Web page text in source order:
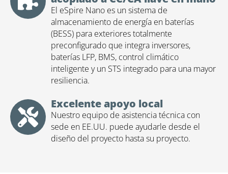
El eSpire Nano es un sistema de
almacenamiento de energía en baterías
(BESS) para exteriores totalmente
preconfigurado que integra inversores,
baterías LFP, BMS, control climático
inteligente y un STS integrado para una mayor
resiliencia.
Excelente apoyo local
Nuestro equipo de asistencia técnica con
sede en EE.UU. puede ayudarle desde el
diseño del proyecto hasta su proyecto.